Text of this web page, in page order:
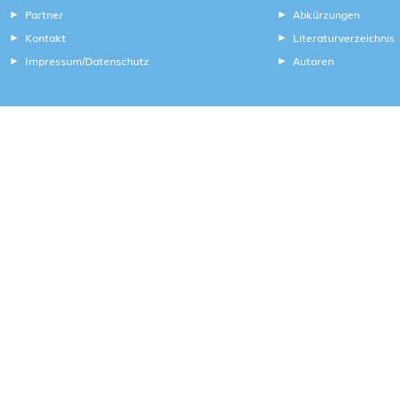
Partner
Kontakt
Impressum/Datenschutz
Abkürzungen
Literaturverzeichnis
Autoren